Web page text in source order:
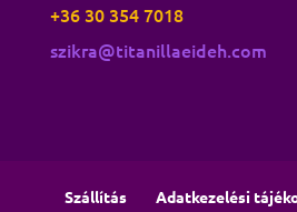
+36 30 354 7018
szikra@titanillaeideh.com
Szállítás Adatkezelési